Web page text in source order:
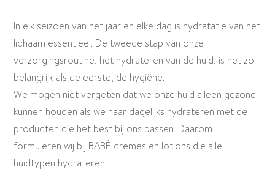
In elk seizoen van het jaar en elke dag is hydratatie van het
lichaam essentieel. De tweede stap van onze
verzorgingsroutine, het hydrateren van de huid, is net zo
belangrijk als de eerste, de hygiëne.
We mogen niet vergeten dat we onze huid alleen gezond
kunnen houden als we haar dagelijks hydrateren met de
producten die het best bij ons passen. Daarom
formuleren wij bij BABÉ crèmes en lotions die alle
huidtypen hydrateren.